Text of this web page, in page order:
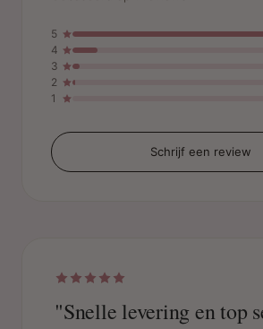
5
4
3
2
1
Schrijf een review
"Snelle levering en top